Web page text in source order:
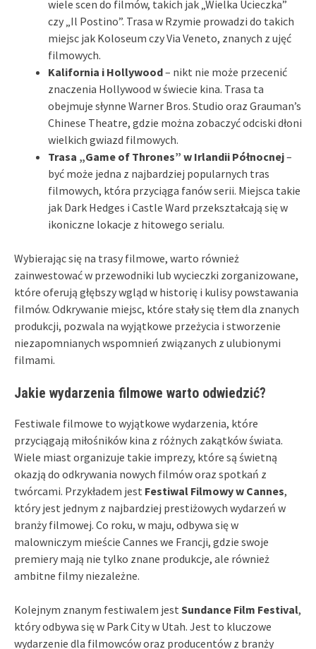
wiele scen do filmów, takich jak „Wielka Ucieczka”
czy „Il Postino”. Trasa w Rzymie prowadzi do takich
miejsc jak Koloseum czy Via Veneto, znanych z ujęć
filmowych.
Kalifornia i Hollywood– nikt nie może przecenić
znaczenia Hollywood w świecie kina. Trasa ta
obejmuje słynne Warner Bros. Studio oraz Grauman’s
Chinese Theatre, gdzie można zobaczyć odciski dłoni
wielkich gwiazd filmowych.
Trasa „Game of Thrones” w Irlandii Północnej–
być może jedna z najbardziej popularnych tras
filmowych, która przyciąga fanów serii. Miejsca takie
jak Dark Hedges i Castle Ward przekształcają się w
ikoniczne lokacje z hitowego serialu.
Wybierając się na trasy filmowe, warto również
zainwestować w przewodniki lub wycieczki zorganizowane,
które oferują głębszy wgląd w historię i kulisy powstawania
filmów. Odkrywanie miejsc, które stały się tłem dla znanych
produkcji, pozwala na wyjątkowe przeżycia i stworzenie
niezapomnianych wspomnień związanych z ulubionymi
filmami.
Jakie wydarzenia filmowe warto odwiedzić?
Festiwale filmowe to wyjątkowe wydarzenia, które
przyciągają miłośników kina z różnych zakątków świata.
Wiele miast organizuje takie imprezy, które są świetną
okazją do odkrywania nowych filmów oraz spotkań z
twórcami. Przykładem jest Festiwal Filmowy w Cannes,
który jest jednym z najbardziej prestiżowych wydarzeń w
branży filmowej. Co roku, w maju, odbywa się w
malowniczym mieście Cannes we Francji, gdzie swoje
premiery mają nie tylko znane produkcje, ale również
ambitne filmy niezależne.
Kolejnym znanym festiwalem jest Sundance Film Festival,
który odbywa się w Park City w Utah. Jest to kluczowe
wydarzenie dla filmowców oraz producentów z branży